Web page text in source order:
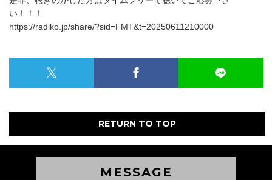
い！！！
https://radiko.jp/share/?sid=FMT&t=20250611210000
RETURN TO TOP
MESSAGE